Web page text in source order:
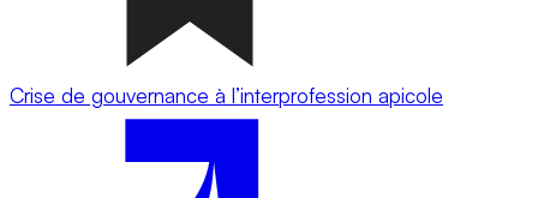
Crise de gouvernance à l’interprofession apicole